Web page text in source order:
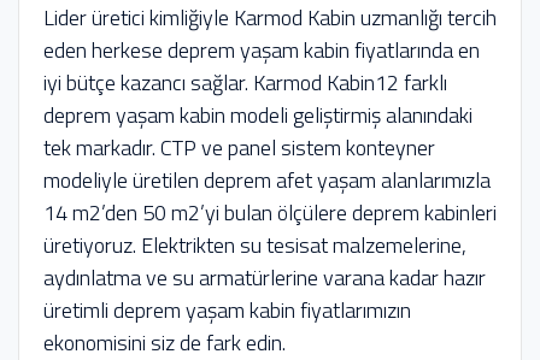
Lider üretici kimliğiyle Karmod Kabin uzmanlığı tercih
eden herkese deprem yaşam kabin fiyatlarında en
iyi bütçe kazancı sağlar. Karmod Kabin12 farklı
deprem yaşam kabin modeli geliştirmiş alanındaki
tek markadır. CTP ve panel sistem konteyner
modeliyle üretilen deprem afet yaşam alanlarımızla
14 m2’den 50 m2’yi bulan ölçülere deprem kabinleri
üretiyoruz. Elektrikten su tesisat malzemelerine,
aydınlatma ve su armatürlerine varana kadar hazır
üretimli deprem yaşam kabin fiyatlarımızın
ekonomisini siz de fark edin.